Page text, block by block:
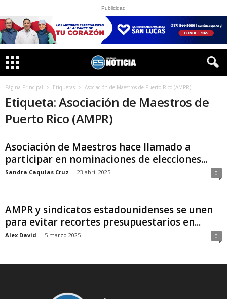
Publicidad
Página Principal Etiquetas Asociación de Maestros de Puerto Rico (AMPR)
Etiqueta: Asociación de Maestros de
Puerto Rico (AMPR)
Asociación de Maestros hace llamado a
participar en nominaciones de elecciones...
Sandra Caquias Cruz - 23 abril 2025 0
AMPR y sindicatos estadounidenses se unen
para evitar recortes presupuestarios en...
Alex David - 5 marzo 2025 0